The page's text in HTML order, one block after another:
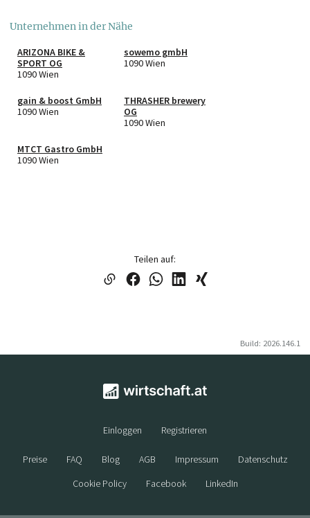
Unternehmen in der Nähe
ARIZONA BIKE &
SPORT OG
1090 Wien
sowemo gmbH
1090 Wien
gain & boost GmbH
1090 Wien
THRASHER brewery
OG
1090 Wien
MTCT Gastro GmbH
1090 Wien
Teilen auf:
Build: 2026.146.1
Einloggen Registrieren
Preise FAQ Blog AGB Impressum
Datenschutz
Cookie Policy
Facebook LinkedIn